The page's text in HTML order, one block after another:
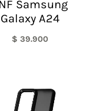
Samsung
Galaxy A24
$ 39.900